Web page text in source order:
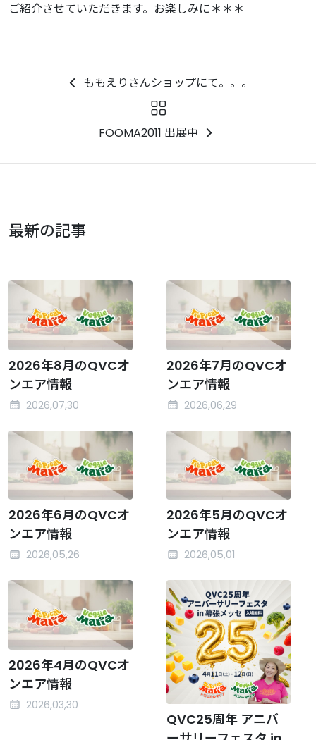
ご紹介させていただきます。お楽しみに＊＊＊
ももえりさんショップにて。。。
FOOMA2011 出展中
最新の記事
2026年8月のQVCオ
ンエア情報
2026,07,30
2026年7月のQVCオ
ンエア情報
2026,06,29
2026年6月のQVCオ
ンエア情報
2026,05,26
2026年5月のQVCオ
ンエア情報
2026,05,01
2026年4月のQVCオ
ンエア情報
2026,03,30
QVC25周年 アニバ